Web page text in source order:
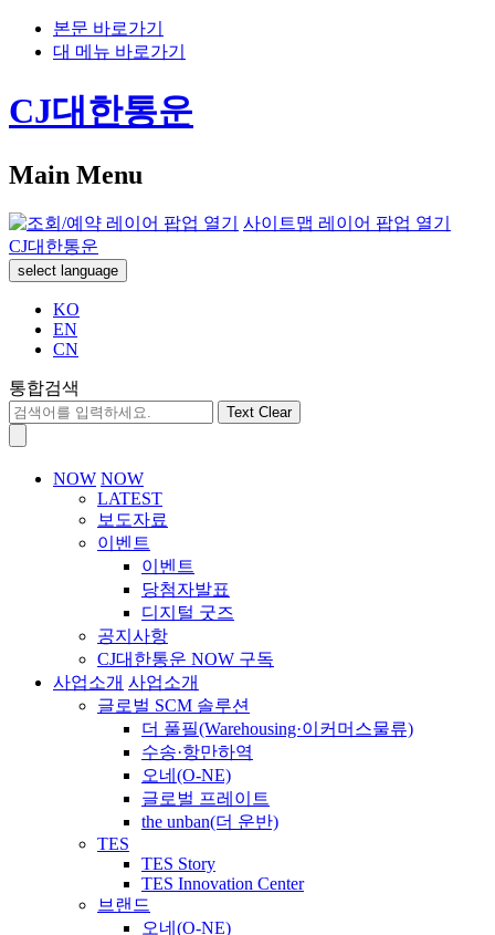
본문 바로가기
대 메뉴 바로가기
CJ대한통운
Main Menu
사이트맵 레이어 팝업 열기
CJ대한통운
select language
KO
EN
CN
통합검색
Text Clear
NOW NOW
LATEST
보도자료
이벤트
이벤트
당첨자발표
디지털 굿즈
공지사항
CJ대한통운 NOW 구독
사업소개 사업소개
글로벌 SCM 솔루션
더 풀필(Warehousing·이커머스물류)
수송·항만하역
오네(O-NE)
글로벌 프레이트
the unban(더 운반)
TES
TES Story
TES Innovation Center
브랜드
오네(O-NE)